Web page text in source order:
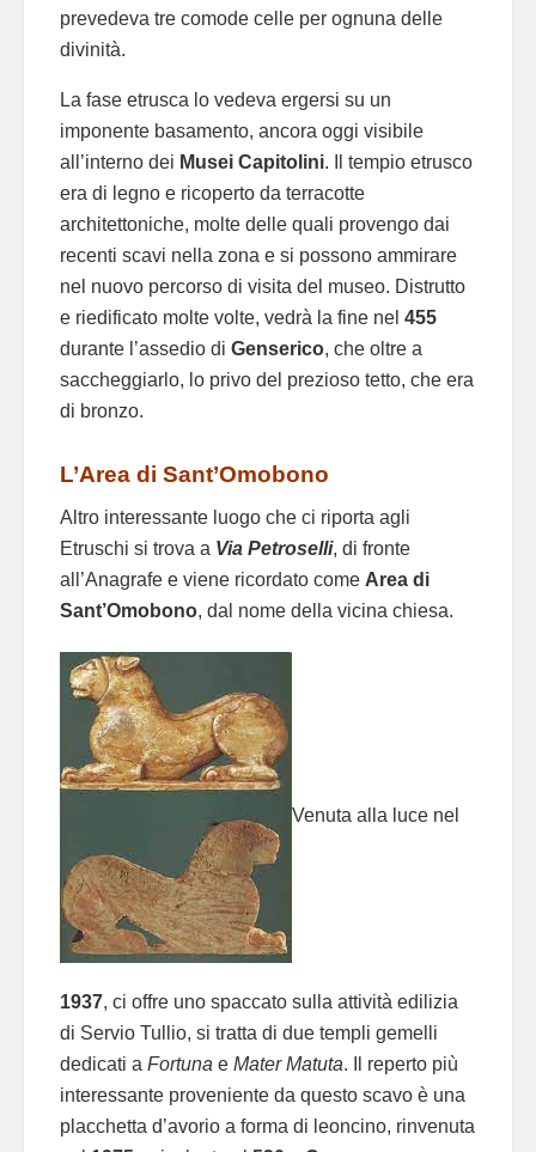
prevedeva tre comode celle per ognuna delle
divinità.
La fase etrusca lo vedeva ergersi su un
imponente basamento, ancora oggi visibile
all’interno dei Musei Capitolini. Il tempio etrusco
era di legno e ricoperto da terracotte
architettoniche, molte delle quali provengo dai
recenti scavi nella zona e si possono ammirare
nel nuovo percorso di visita del museo. Distrutto
e riedificato molte volte, vedrà la fine nel 455
durante l’assedio di Genserico, che oltre a
saccheggiarlo, lo privo del prezioso tetto, che era
di bronzo.
L’Area di Sant’Omobono
Altro interessante luogo che ci riporta agli
Etruschi si trova a Via Petroselli, di fronte
all’Anagrafe e viene ricordato come Area di
Sant’Omobono, dal nome della vicina chiesa.
Venuta alla luce nel
1937, ci offre uno spaccato sulla attività edilizia
di Servio Tullio, si tratta di due templi gemelli
dedicati a Fortuna e Mater Matuta. Il reperto più
interessante proveniente da questo scavo è una
placchetta d’avorio a forma di leoncino, rinvenuta